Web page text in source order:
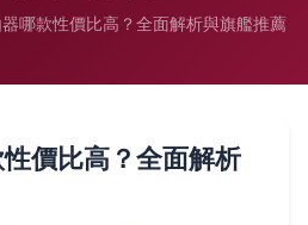
哪款性價比高？全面解析與旗艦推薦
價比高？全面解析